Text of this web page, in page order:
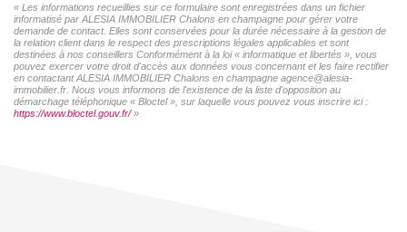
« Les informations recueillies sur ce formulaire sont enregistrées dans un fichier
informatisé par ALESIA IMMOBILIER Chalons en champagne pour gérer votre
demande de contact. Elles sont conservées pour la durée nécessaire à la gestion de
la relation client dans le respect des prescriptions légales applicables et sont
destinées à nos conseillers Conformément à la loi « informatique et libertés », vous
pouvez exercer votre droit d'accès aux données vous concernant et les faire rectifier
en contactant ALESIA IMMOBILIER Chalons en champagne agence@alesia-
immobilier.fr. Nous vous informons de l'existence de la liste d'opposition au
démarchage téléphonique « Bloctel », sur laquelle vous pouvez vous inscrire ici :
https://www.bloctel.gouv.fr/»